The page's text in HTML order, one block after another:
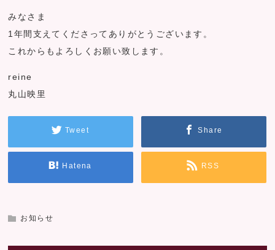
みなさま
1年間支えてくださってありがとうございます。
これからもよろしくお願い致します。
reine
丸山映里
Tweet Share
Hatena RSS
お知らせ